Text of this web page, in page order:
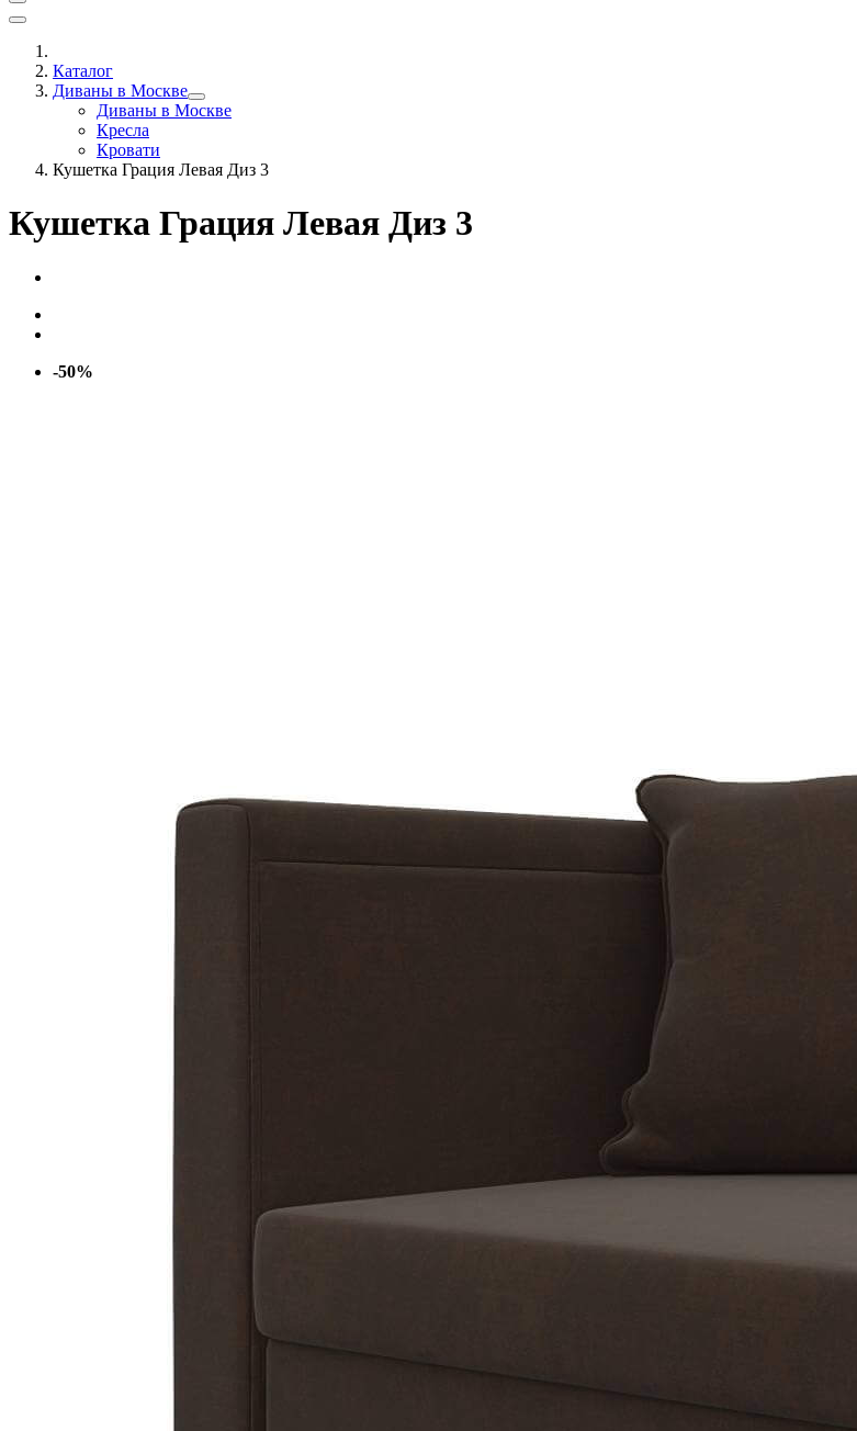
Каталог
Диваны в Москве
Диваны в Москве
Кресла
Кровати
Кушетка Грация Левая Диз 3
Кушетка Грация Левая Диз 3
-50%